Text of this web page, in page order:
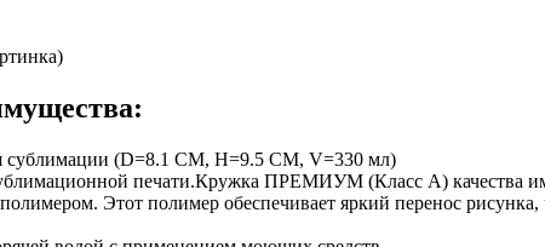
сублимации (D=8.1 СМ, H=9.5 СМ, V=330 мл)
печати.Кружка ПРЕМИУМ (Класс А) качества
Этот полимер обеспечивает яркий перенос